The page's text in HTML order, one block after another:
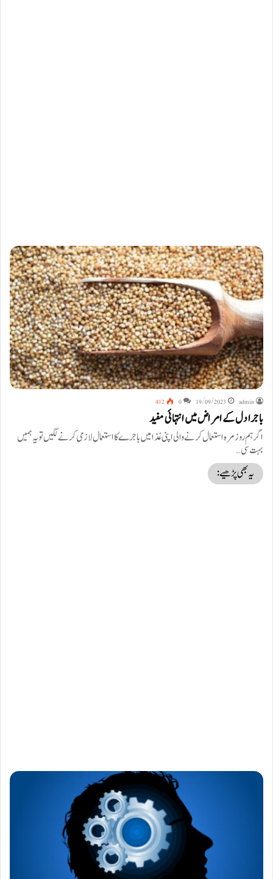
admin
19/09/2023
0
412
باجرا دل کے امراض میں انتہائی مفید
اگر ہم روزمرہ استعمال کرنے والی اپنی غذا میں باجرے کا استعمال لازمی کرنے لگیں تو یہ ہمیں
بہت سی…
یہ بھی پڑھیے: